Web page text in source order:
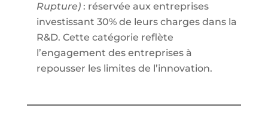
Rupture): réservée aux entreprises
investissant 30% de leurs charges dans la
R&D. Cette catégorie reflète
l’engagement des entreprises à
repousser les limites de l’innovation.